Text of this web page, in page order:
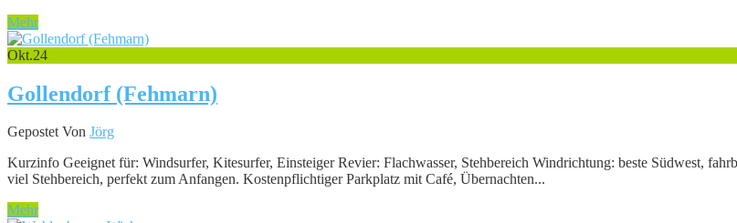
Mehr
Okt.24
Gollendorf (Fehmarn)
Gepostet Von Jörg
Kurzinfo Geeignet für: Windsurfer, Kitesurfer, Einsteiger Revier: Flachwasser, Stehbereich Windrichtung: beste Südwest,
viel Stehbereich, perfekt zum Anfangen. Kostenpflichtiger Parkplatz mit Café, Übernachten...
Mehr